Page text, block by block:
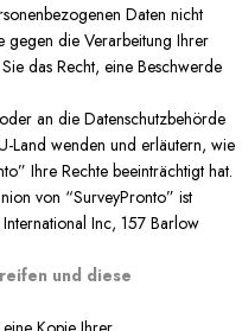
Daten nicht
gegen die Verarbeitung Ihrer
das Recht, eine Beschwerde
an die Datenschutzbehörde
Land wenden und erläutern, wie
Ihre Rechte beeinträchtigt hat.
von “SurveyPronto” ist
Inc, 157 Barlow
und diese